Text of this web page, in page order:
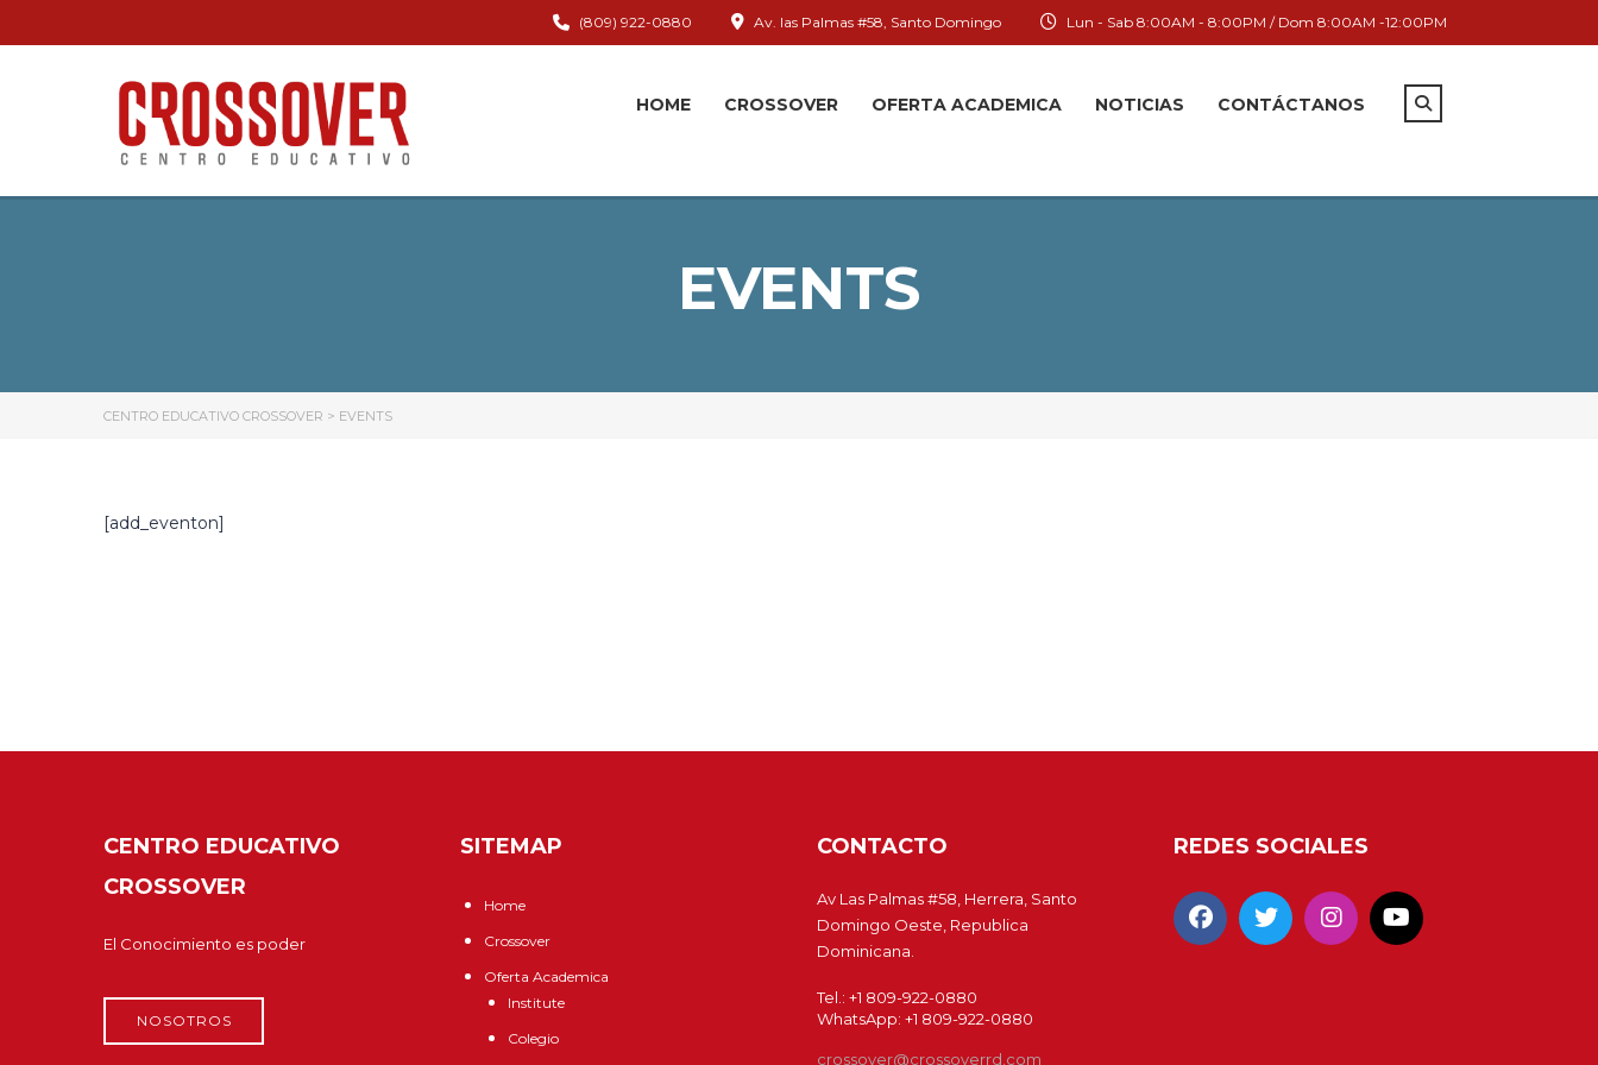
Lun - Sab 8:00AM - 8:00PM / Dom 8:00AM -12:00PM
Av. las Palmas #58, Santo Domingo
(809) 922-0880
HOME CROSSOVER OFERTA ACADEMICA NOTICIAS CONTÁCTANOS
EVENTS
CENTRO EDUCATIVO CROSSOVER > EVENTS
[add_eventon]
CENTRO EDUCATIVO
CROSSOVER
El Conocimiento es poder
NOSOTROS
SITEMAP
Home
Crossover
Oferta Academica
Institute
Colegio
CONTACTO
Av Las Palmas #58, Herrera, Santo
Domingo Oeste, Republica
Dominicana.
Tel.: +1 809-922-0880
WhatsApp: +1 809-922-0880
crossover@crossoverrd.com
REDES SOCIALES